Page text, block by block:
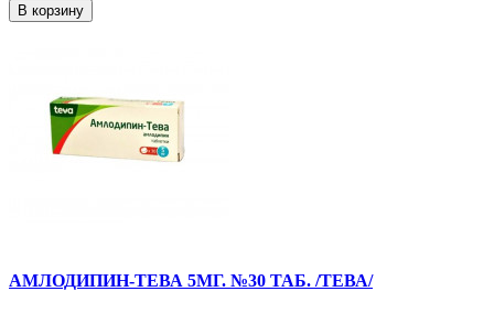
В корзину
АМЛОДИПИН-ТЕВА 5МГ. №30 ТАБ. /ТЕВА/